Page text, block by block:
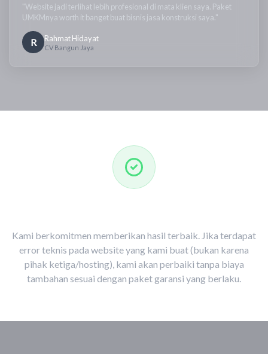
"Website jadi terlihat lebih profesional di mata klien saya. Paket
UMKMnya worth it banget buat bisnis jasa konstruksi saya."
R Rahmat Hidayat
CV Bangun Jaya
Kami berkomitmen memberikan hasil terbaik. Jika terdapat
error teknis pada website yang kami buat (bukan karena
pihak ketiga/hosting), kami akan perbaiki tanpa biaya
tambahan sesuai dengan paket garansi yang berlaku.